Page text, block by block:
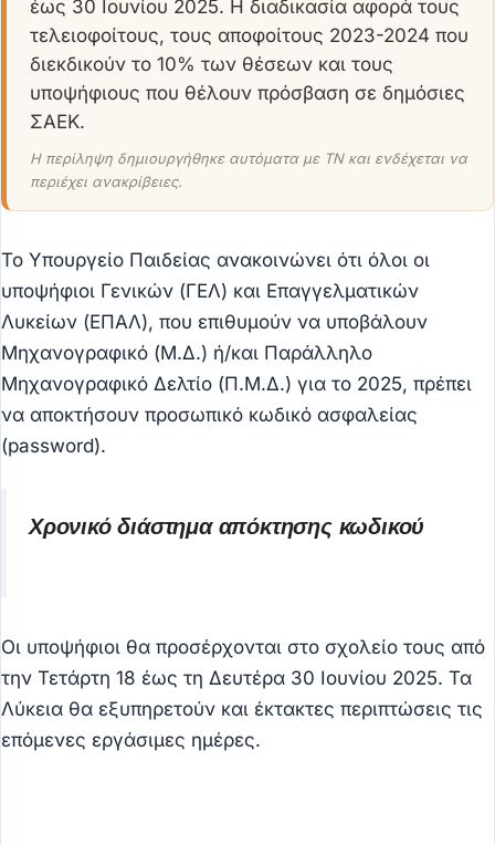
έως 30 Ιουνίου 2025. Η διαδικασία αφορά τους
τελειοφοίτους, τους αποφοίτους 2023-2024 που
διεκδικούν το 10% των θέσεων και τους
υποψήφιους που θέλουν πρόσβαση σε δημόσιες
ΣΑΕΚ.
Η περίληψη δημιουργήθηκε αυτόματα με ΤΝ και ενδέχεται να
περιέχει ανακρίβειες.
Το Υπουργείο Παιδείας ανακοινώνει ότι όλοι οι
υποψήφιοι Γενικών (ΓΕΛ) και Επαγγελματικών
Λυκείων (ΕΠΑΛ), που επιθυμούν να υποβάλουν
Μηχανογραφικό (Μ.Δ.) ή/και Παράλληλο
Μηχανογραφικό Δελτίο (Π.Μ.Δ.) για το 2025, πρέπει
να αποκτήσουν προσωπικό κωδικό ασφαλείας
(password).
Χρονικό διάστημα απόκτησης κωδικού
Οι υποψήφιοι θα προσέρχονται στο σχολείο τους από
την Τετάρτη 18 έως τη Δευτέρα 30 Ιουνίου 2025. Τα
Λύκεια θα εξυπηρετούν και έκτακτες περιπτώσεις τις
επόμενες εργάσιμες ημέρες.